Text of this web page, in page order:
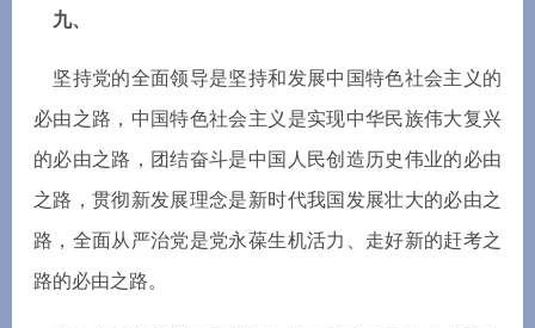
九、
坚持党的全面领导是坚持和发展中国特色社会主 义 的
必由之路，中国特色社会主 义 是实现中华民族伟大复兴
的必由之路， 团结奋斗是中国人民创 造历史伟业的必由
之路， 贯彻新发展理念是新时代我国 发展壮大的必由之
路，全面从严治党是党永葆生机活力、走好新的赶考之
路的必由之路。